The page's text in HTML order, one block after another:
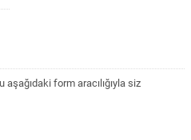
form aracılığıyla siz